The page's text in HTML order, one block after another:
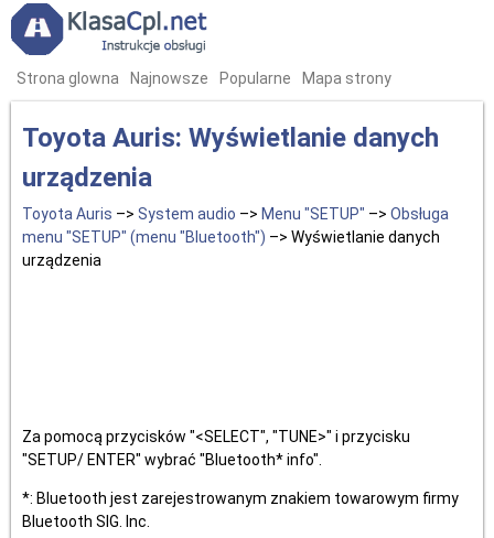
Strona glowna Najnowsze Popularne Mapa strony
Toyota Auris: Wyświetlanie danych
urządzenia
Toyota Auris –> System audio –> Menu "SETUP" –> Obsługa
menu "SETUP" (menu "Bluetooth") –> Wyświetlanie danych
urządzenia
Za pomocą przycisków "<SELECT", "TUNE>" i przycisku
"SETUP/ ENTER" wybrać "Bluetooth* info".
*: Bluetooth jest zarejestrowanym znakiem towarowym firmy
Bluetooth SIG. Inc.